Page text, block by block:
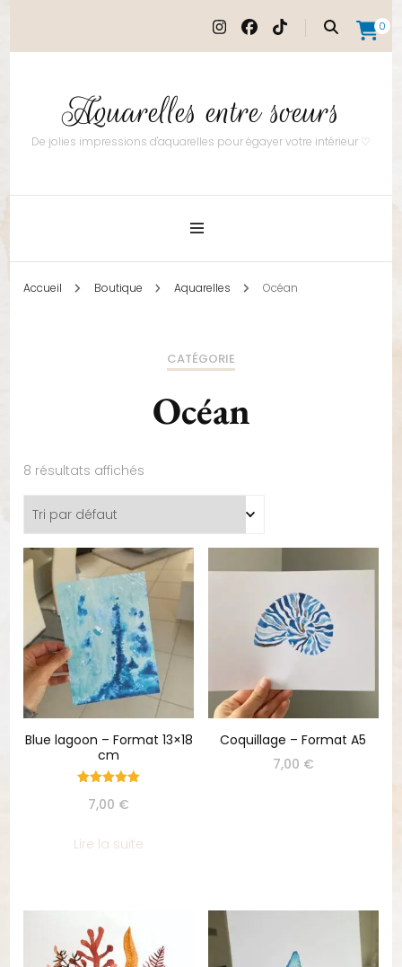
0
Aquarelles entre soeurs
De jolies impressions d'aquarelles pour égayer votre intérieur ♡
Accueil Boutique Aquarelles Océan
CATÉGORIE
Océan
8 résultats affichés
Blue lagoon – Format 13×18
cm
5.00
7,00 €
Lire la suite
Coquillage – Format A5
7,00 €